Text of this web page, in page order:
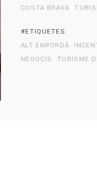
COSTA BRAVA
#ETIQUETES
ALT EMPORDÀ
NEGOCIS
TURISME